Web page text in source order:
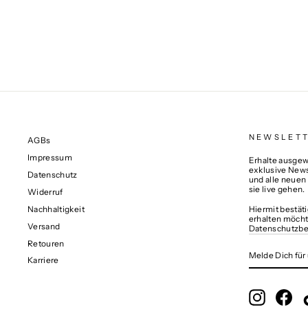
AGBs
Impressum
Datenschutz
Widerruf
Nachhaltigkeit
Versand
Retouren
Karriere
Erhalte
exklusive
und alle
sie live gehen.
Hiermit
erhalten
DICH
UNSERE
Instagram